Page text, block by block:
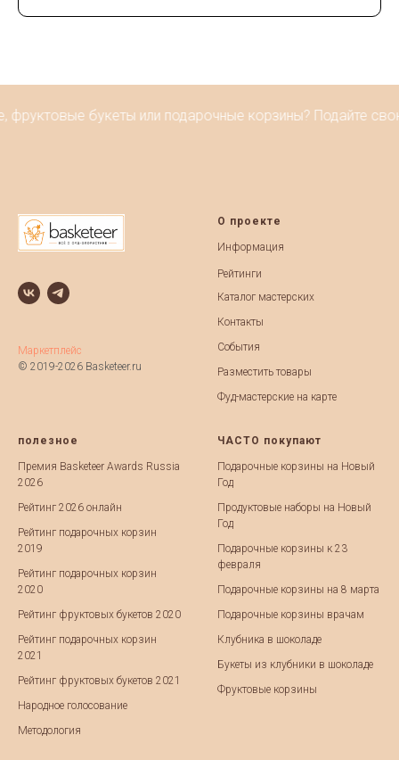
букеты или подарочные корзины? Подайте
Маркетплейс
© 2019-2026 Basketeer.ru
О проекте
Информация
Рейтинги
Каталог мастерских
Контакты
События
Разместить товары
Фуд-мастерские на карте
полезное
Премия Basketeer Awards Russia
2026
Рейтинг 2026 онлайн
Рейтинг подарочных корзин
2019
Рейтинг подарочных корзин
2020
Рейтинг фруктовых букетов 2020
Рейтинг подарочных корзин
2021
Рейтинг фруктовых букетов 2021
Народное голосование
Методология
ЧАСТО покупают
Подарочные корзины на Новый
Год
Продуктовые наборы на Новый
Год
Подарочные корзины к 23
февраля
Подарочные корзины на 8 марта
Подарочные корзины врачам
Клубника в шоколаде
Букеты из клубники в шоколаде
Фруктовые корзины